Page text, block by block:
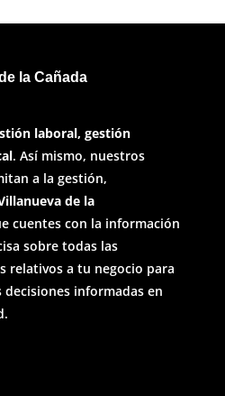
la Cañada
laboral, gestión
. Así mismo, nuestros
a la gestión,
de la
cuentes con la información
sobre todas las
relativos a tu negocio para
informadas en